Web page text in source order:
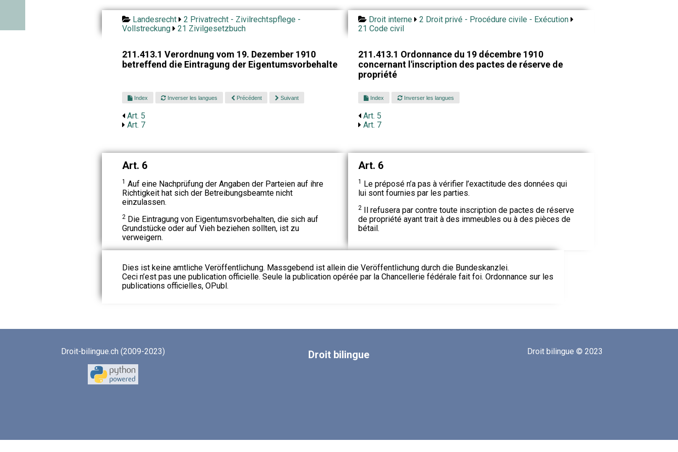
Landesrecht
2 Privatrecht - Zivilrechtspflege -
Vollstreckung
21 Zivilgesetzbuch
Droit interne
2 Droit privé - Procédure civile - Exécution
21 Code civil
211.413.1 Verordnung vom 19. Dezember 1910
betreffend die Eintragung der Eigentumsvorbehalte
211.413.1 Ordonnance du 19 décembre 1910
concernant l'inscription des pactes de réserve de
propriété
Index Inverser les langues Précédent Suivant
Art. 5
Art. 7
Index Inverser les langues
Art. 5
Art. 7
Art. 6
1 Auf eine Nachprüfung der Angaben der Parteien auf ihre
Richtigkeit hat sich der Betreibungsbeamte nicht
einzulassen.
2Die Eintragung von Eigentumsvorbehalten, die sich auf
Grundstücke oder auf Vieh beziehen sollten, ist zu
verweigern.
Art. 6
1 Le préposé n’a pas à vérifier l’exactitude des données qui
lui sont fournies par les parties.
2Il refusera par contre toute inscription de pactes de réserve
de propriété ayant trait à des immeubles ou à des pièces de
bétail.
Dies ist keine amtliche Veröffentlichung. Massgebend ist allein die Veröffentlichung durch die Bundeskanzlei.
Ceci n’est pas une publication officielle. Seule la publication opérée par la Chancellerie fédérale fait foi. Ordonnance sur les
publications officielles, OPubl.
Droit-bilingue.ch (2009-2023) Droit bilingue Droit bilingue © 2023